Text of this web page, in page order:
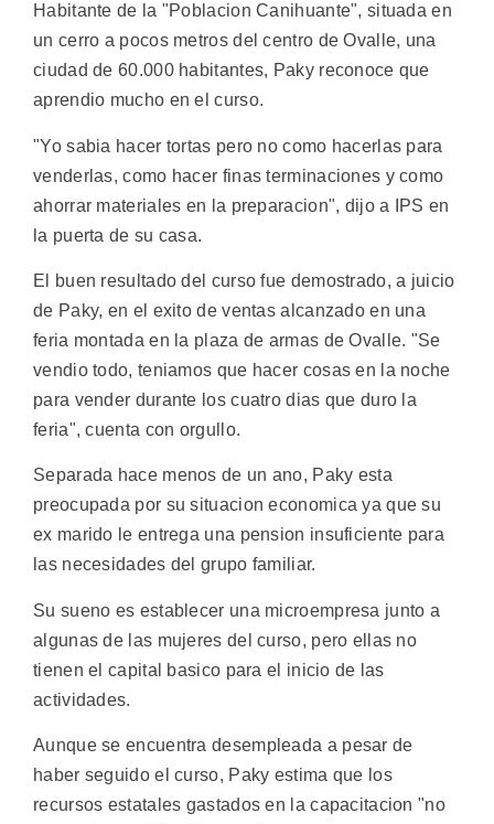
Habitante de la "Poblacion Canihuante", situada en
un cerro a pocos metros del centro de Ovalle, una
ciudad de 60.000 habitantes, Paky reconoce que
aprendio mucho en el curso.
"Yo sabia hacer tortas pero no como hacerlas para
venderlas, como hacer finas terminaciones y como
ahorrar materiales en la preparacion", dijo a IPS en
la puerta de su casa.
El buen resultado del curso fue demostrado, a juicio
de Paky, en el exito de ventas alcanzado en una
feria montada en la plaza de armas de Ovalle. "Se
vendio todo, teniamos que hacer cosas en la noche
para vender durante los cuatro dias que duro la
feria", cuenta con orgullo.
Separada hace menos de un ano, Paky esta
preocupada por su situacion economica ya que su
ex marido le entrega una pension insuficiente para
las necesidades del grupo familiar.
Su sueno es establecer una microempresa junto a
algunas de las mujeres del curso, pero ellas no
tienen el capital basico para el inicio de las
actividades.
Aunque se encuentra desempleada a pesar de
haber seguido el curso, Paky estima que los
recursos estatales gastados en la capacitacion "no